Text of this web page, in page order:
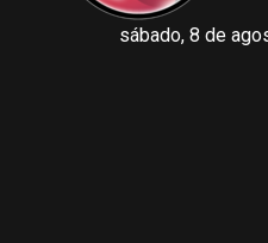
sábado, 8 de